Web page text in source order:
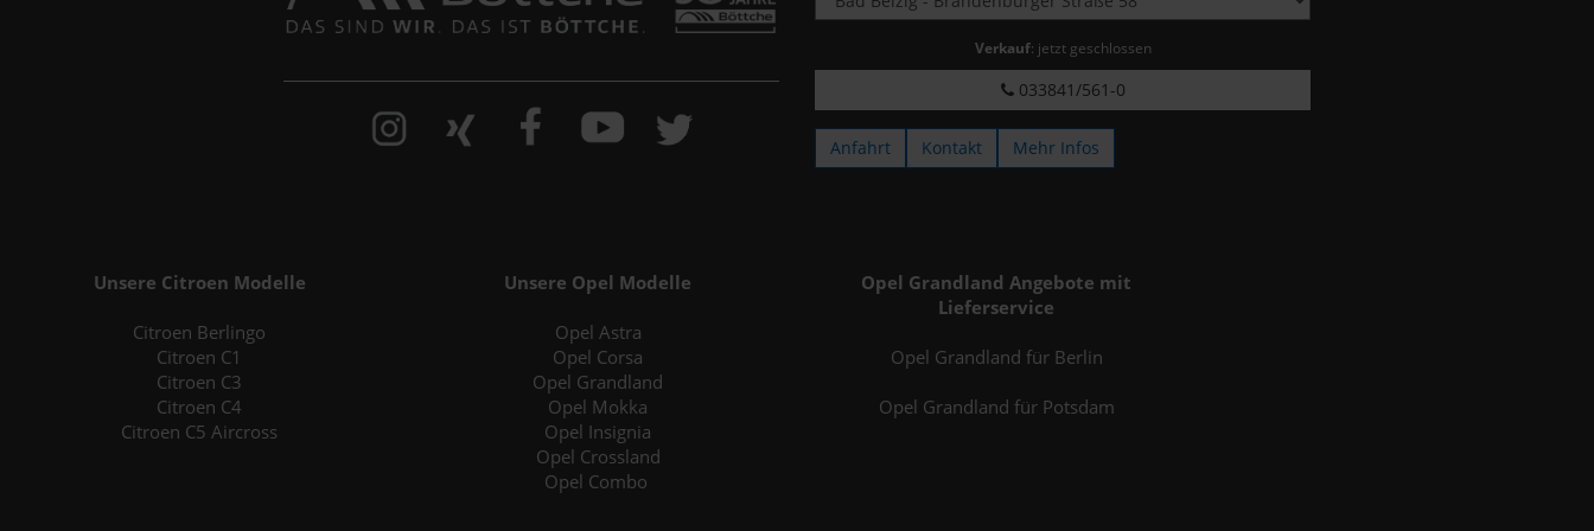
Verkauf: jetzt geschlossen
033841/561-0
Anfahrt Kontakt Mehr Infos
Unsere Citroen Modelle
Citroen Berlingo
Citroen C1
Citroen C3
Citroen C4
Citroen C5 Aircross
Unsere Opel Modelle
Opel Astra
Opel Corsa
Opel Grandland
Opel Mokka
Opel Insignia
Opel Crossland
Opel Combo
Opel Grandland Angebote mit
Lieferservice
Opel Grandland für Berlin
Opel Grandland für Potsdam